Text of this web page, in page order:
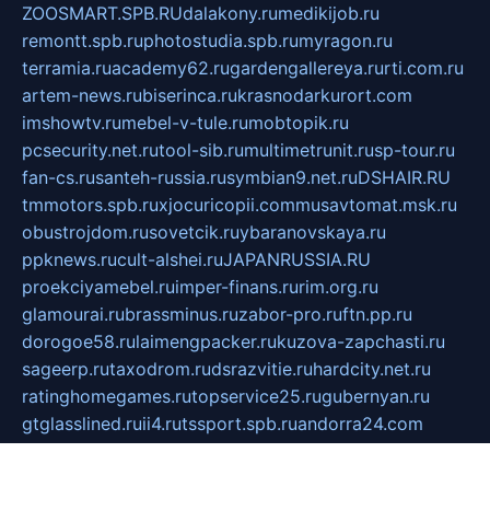
ZOOSMART.SPB.RUdalakony.rumedikijob.ru
remontt.spb.ruphotostudia.spb.rumyragon.ru
terramia.ruacademy62.rugardengallereya.rurti.com.ru
artem-news.rubiserinca.rukrasnodarkurort.com
imshowtv.rumebel-v-tule.rumobtopik.ru
pcsecurity.net.rutool-sib.rumultimetrunit.rusp-tour.ru
fan-cs.rusanteh-russia.rusymbian9.net.ruDSHAIR.RU
tmmotors.spb.ruxjocuricopii.commusavtomat.msk.ru
obustrojdom.rusovetcik.ruybaranovskaya.ru
ppknews.rucult-alshei.ruJAPANRUSSIA.RU
proekciyamebel.ruimper-finans.rurim.org.ru
glamourai.rubrassminus.ruzabor-pro.ruftn.pp.ru
dorogoe58.rulaimengpacker.rukuzova-zapchasti.ru
sageerp.rutaxodrom.rudsrazvitie.ruhardcity.net.ru
ratinghomegames.rutopservice25.rugubernyan.ru
gtglasslined.ruii4.rutssport.spb.ruandorra24.com
blackwallstreet.ruoboimos.ruoptim-doors.com.ru